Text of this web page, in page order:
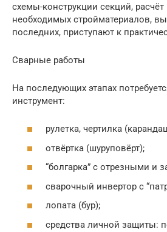
схемы-конструкции секций, расчёт
необходимых стройматериалов,
последних, приступают к
Сварные работы
На последующих этапах
инструмент:
рулетка, чертилка
отвёртка (шуруповёрт);
“болгарка” с отрезными и
сварочный инвертор с
лопата (бур);
средства личной защиты: